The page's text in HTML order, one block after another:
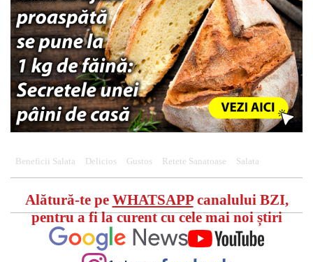
Beneficii Salata Delicios Gustos Retete Sanatoase Salata
Alătură-te pe WHATSAPPcanalului BZI,
pentru a fi la curent cu cele mai noi știri